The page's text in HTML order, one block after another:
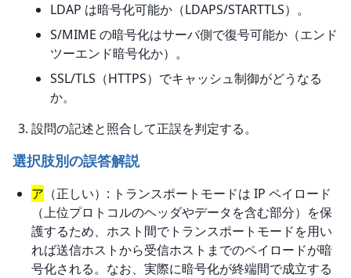
LDAP は暗号化可能か（LDAPS/STARTTLS）。
S/MIME の暗号化はサーバ側で復号可能か（エンド
ツーエンド暗号化か）。
SSL/TLS（HTTPS）でキャッシュ制御がどうなる
か。
設問の記述と照合して正誤を判定する。
選択肢別の誤答解説
ア （正しい）: トランスポートモードは IP ペイロード
（上位プロトコルのヘッダやデータを含む部分）を保
護するため、ホスト間でトランスポートモードを用い
れば送信ホストから受信ホストまでのペイロードが暗
号化される。なお、実際に暗号化が終端間で成立する